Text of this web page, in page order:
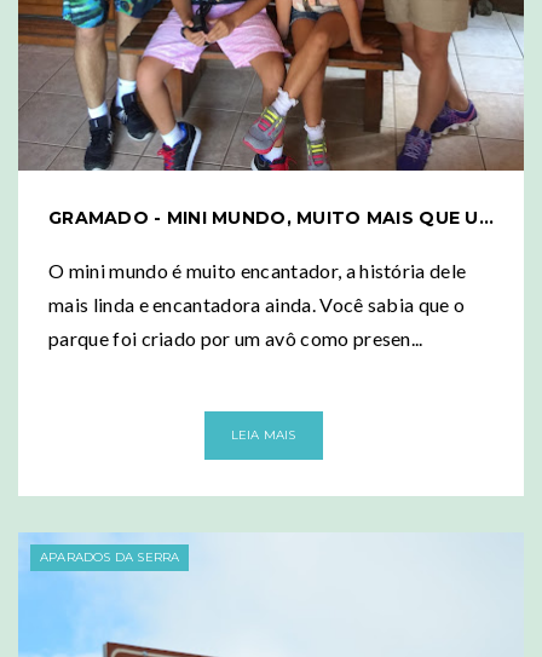
GRAMADO - MINI MUNDO, MUITO MAIS QUE UM CONJUNTO DE RÉPLICAS
O mini mundo é muito encantador, a história dele
mais linda e encantadora ainda. Você sabia que o
parque foi criado por um avô como presen...
LEIA MAIS
APARADOS DA SERRA